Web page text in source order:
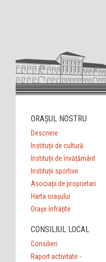
ORAȘUL NOSTRU
Descriere
Instituții de cultură
Instituții de învățământ
Instituții sportive
Asociații de proprietari
Harta orașului
Orașe înfrățite
CONSILIUL LOCAL
Consilieri
Raport activitate -